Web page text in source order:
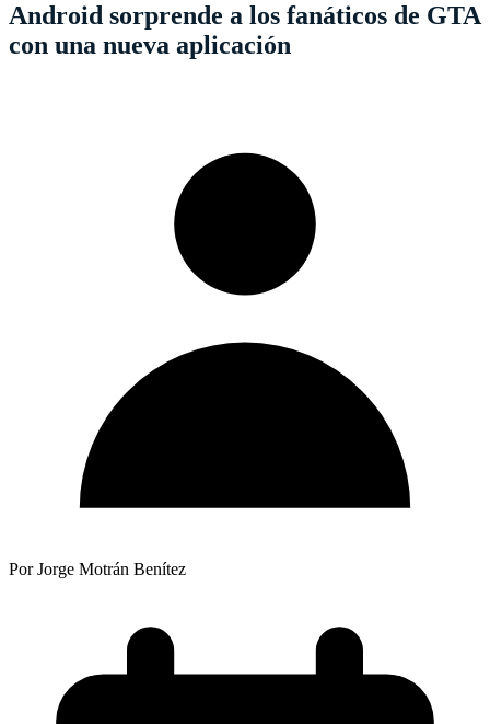
Android sorprende a los fanáticos de GTA
con una nueva aplicación
Por Jorge Motrán Benítez